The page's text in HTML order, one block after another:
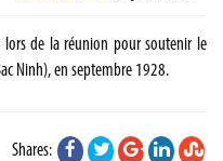
lors de la réunion pour soutenir le
Ninh), en septembre 1928.
Shares: